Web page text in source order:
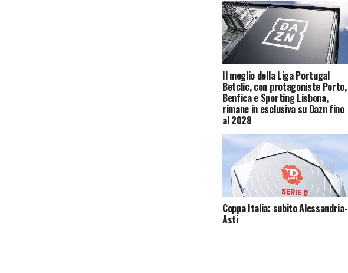
Il meglio della Liga Portugal
Betclic, con protagoniste Porto,
Benfica e Sporting Lisbona,
rimane in esclusiva su Dazn fino
al 2028
Coppa Italia: subito Alessandria-
Asti